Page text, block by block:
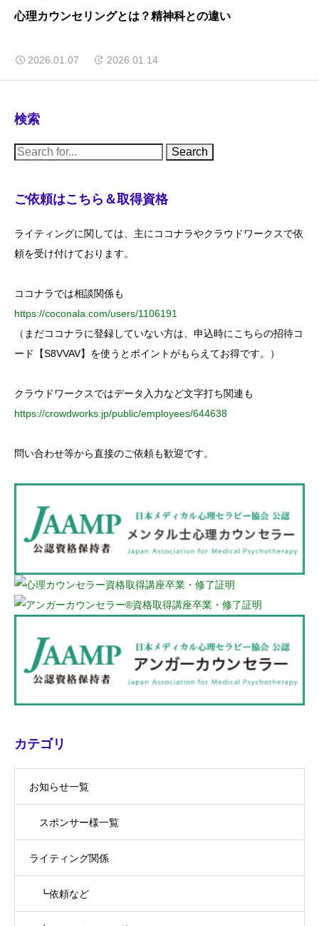
心理カウンセリングとは？精神科との違い
2026.01.07 2026.01.14
検索
S
e
c
h
o
:
ご依頼はこちら＆取得資格
ライティングに関しては、主にココナラやクラウドワークスで依
頼を受け付けております。
ココナラでは相談関係も
https://coconala.com/users/1106191
（まだココナラに登録していない方は、申込時にこちらの招待コ
ード【S8VVAV】を使うとポイントがもらえてお得です。）
クラウドワークスではデータ入力など文字打ち関連も
https://crowdworks.jp/public/employees/644638
問い合わせ等から直接のご依頼も歓迎です。
カテゴリ
お知らせ一覧
スポンサー様一覧
ライティング関係
┗依頼など